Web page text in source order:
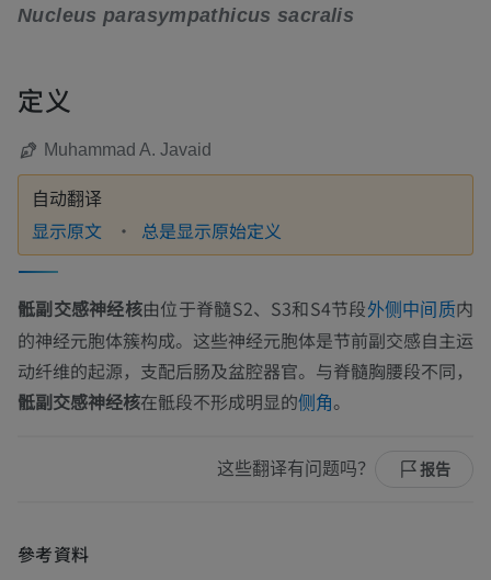
Nucleus parasympathicus sacralis
定义
Muhammad A. Javaid
自动翻译
显示原文 总是显示原始定义
骶副交感神经核由位于脊髓S2、S3和S4节段外侧中间质内
的神经元胞体簇构成。这些神经元胞体是节前副交感自主运
动纤维的起源，支配后肠及盆腔器官。与脊髓胸腰段不同，
骶副交感神经核在骶段不形成明显的侧角。
这些翻译有问题吗？ 报告
參考資料